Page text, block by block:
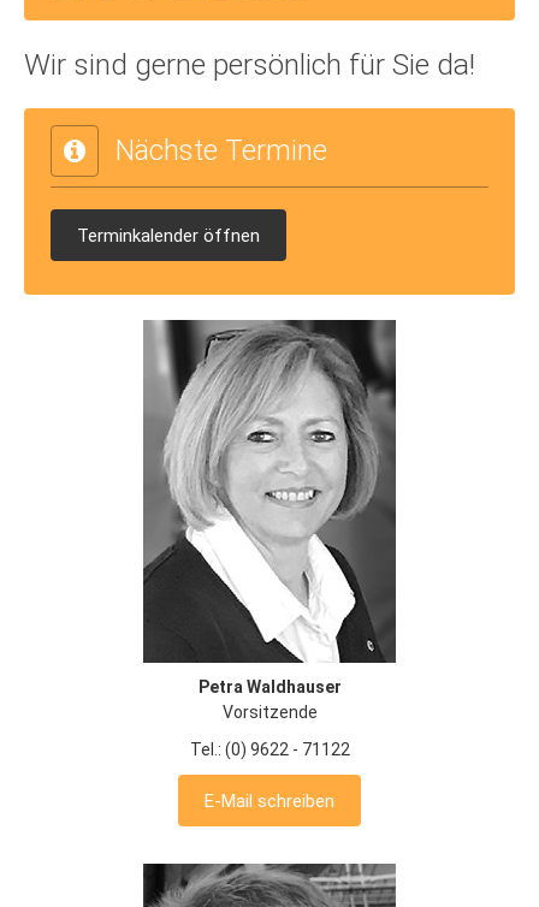
Wir sind gerne persönlich für Sie da!
Nächste Termine
Terminkalender öffnen
Petra Waldhauser
Vorsitzende
Tel.: (0) 9622 - 71122
E-Mail schreiben